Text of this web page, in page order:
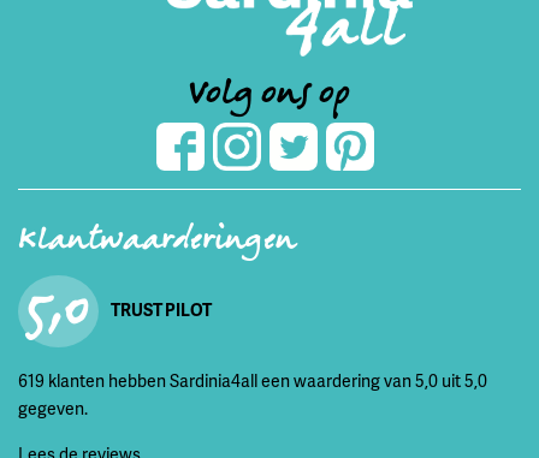
Volg ons op
Klantwaarderingen
5,0 TRUST PILOT
619 klanten hebben Sardinia4all een waardering van 5,0 uit 5,0
gegeven.